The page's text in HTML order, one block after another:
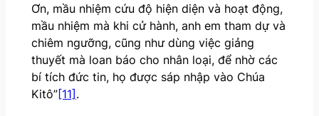
Ơn, mầu nhiệm cứu độ hiện diện và hoạt động,
mầu nhiệm mà khi cử hành, anh em tham dự và
chiêm ngưỡng, cũng như dùng việc giảng
thuyết mà loan báo cho nhân loại, để nhờ các
bí tích đức tin, họ được sáp nhập vào Chúa
Kitô”[11] .